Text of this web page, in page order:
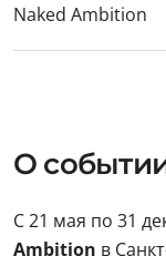
Naked Ambition
О
С 21 мая по 31
Ambition в